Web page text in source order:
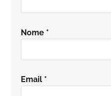
Nome *
Email *